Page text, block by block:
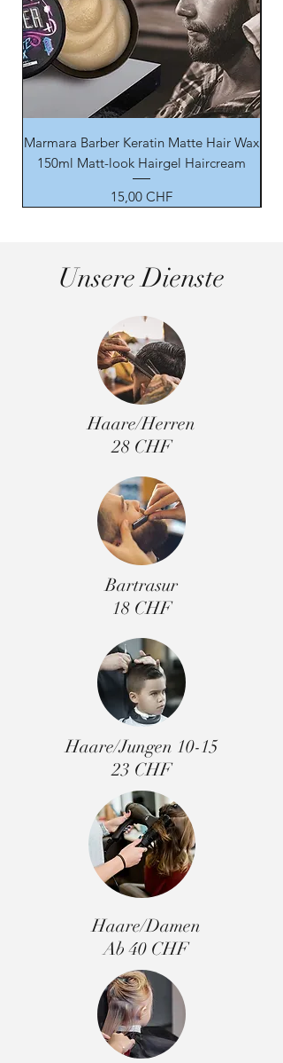
Marmara Barber Keratin Matte Hair Wax
150ml Matt-look Hairgel Haircream
Prix
15,00 CHF
Unsere Dienste
Haare/Herren
28 CHF
Bartrasur
18 CHF
Haare/Jungen 10-15
23 CHF
Haare/Damen
Ab 40 CHF